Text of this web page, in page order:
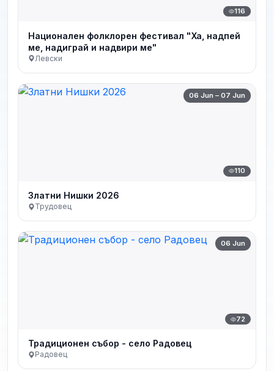
116
Национален фолклорен фестивал "Ха, надпей
ме, надиграй и надвири ме"
Левски
06 Jun – 07 Jun
110
Златни Нишки 2026
Трудовец
06 Jun
72
Традиционен събор - село Радовец
Радовец